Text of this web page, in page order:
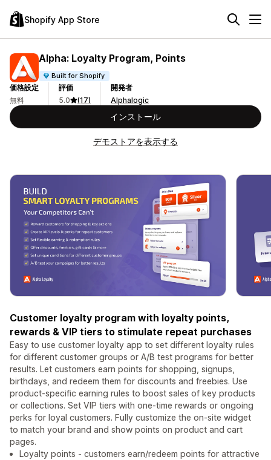
Shopify App Store
Alpha: Loyalty Program, Points
Built for Shopify
価格設定
無料
評価
5.0
(17)
開発者
Alphalogic
インストール
デモストアを表示する
Customer loyalty program with loyalty points,
rewards & VIP tiers to stimulate repeat purchases
Easy to use customer loyalty app to set different loyalty rules
for different customer groups or A/B test programs for better
results. Let customers earn points for shopping, signups,
birthdays, and redeem them for discounts and freebies. Use
product-specific earning rules to boost sales of key products
or collections. Set VIP tiers with one-time rewards or ongoing
perks for loyal customers. Fully customize the on-site widget
to match your brand and show points on product and cart
pages.
Loyalty points - customers earn/redeem points for attractive